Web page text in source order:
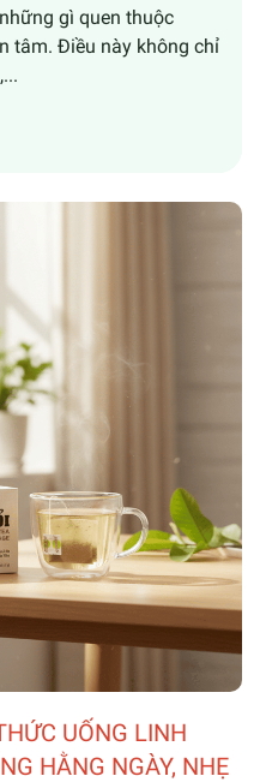
gì quen thuộc
tâm. Điều này không chỉ
UỐNG LINH
HẰNG NGÀY, NHẸ